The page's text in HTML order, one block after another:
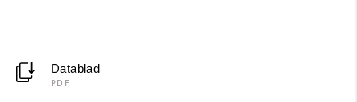
Datablad
PDF